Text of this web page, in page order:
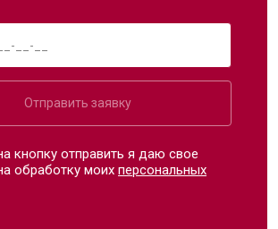
Отправить заявку
кнопку отправить я даю свое
обработку моихперсональных